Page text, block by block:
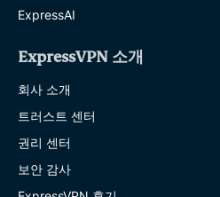
ExpressAI
ExpressVPN 소개
회사 소개
트러스트 센터
권리 센터
보안 감사